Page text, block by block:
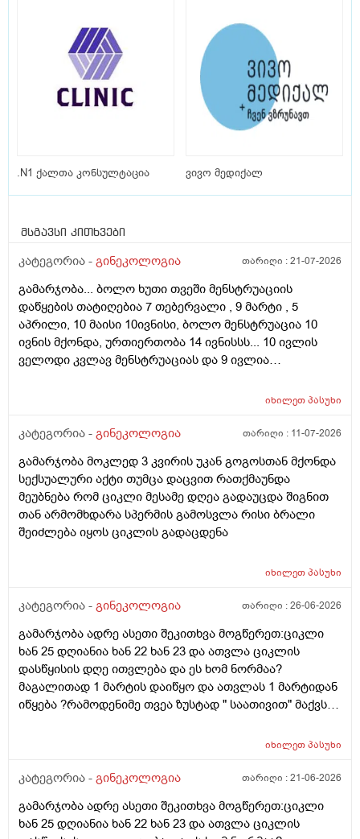
.N1 ქალთა კონსულტაცია ვივო მედიქალ
მსგავსი კითხვები
კატეგორია - გინეკოლოგია თარიღი :21-07-2026
გამარჯობა... ბოლო ხუთი თვეში მენსტრუაციის
დაწყების თატიღებია 7 თებერვალი , 9 მარტი , 5
აპრილი, 10 მაისი 10ივნისი, ბოლო მენსტრუაცია 10
ივნის მქონდა, ურთიერთობა 14 ივნისსს... 10 ივლის
ველოდი კვლავ მენსტრუაციას და 9 ივლია
მენსტრუაცია 10 დღეა გადამიცდს,,, ორსულობას არ
თვე გავიდა... 9 ივლის რო დავორსულებოდი როგორ
ტკივილის ხან არა, შარდვის შემდეგ ტკივილი და
შებერილობის შეგრძმება...ჩემით ორციპოლი და
ნოშპაც დავლიეე.... რა უნდა ვქნა
იხილეთპასუხი
კატეგორია - გინეკოლოგია თარიღი : 11-07-2026
გამარჯობა მოკლედ 3 კვირის უკან გოგოსთან მქონდა
სექსუალური აქტი თუმცა დაცვით რათქმაუნდა
მეუბნება რომ ციკლი მესამე დღეა გადაუცდა შიგნით
თან არმომხდარა სპერმის გამოსვლა რისი ბრალი
შეიძლება იყოს ციკლის გადაცდენა
იხილეთპასუხი
კატეგორია - გინეკოლოგია თარიღი :26-06-2026
გამარჯობა ადრე ასეთი შეკითხვა მოგწერეთ:ციკლი
ხან 25 დღიანია ხან 22 ხან 23 და ათვლა ციკლის
დასწყისის დღე ითვლება და ეს ხომ ნორმაა?
მაგალითად 1 მარტის დაიწყო და ათვლას 1 მარტიდან
იწყება ?რამოდენიმე თვეა ზუსტად " საათივით" მაქვს
მეშინია კიდევ ხომ არ ჩამოიწევს? მინდა რომ 25 ან
განმავლობაში ? შესაძლოა ისევ 23 ან 25 დღიანი
რამეა.ზოგადად წლებია აუტოიმონური თირეოდიტი
მაქვს.ხშირად მაქვს სანერვიულო.რითი შეიძლება
იხილეთპასუხი
კატეგორია - გინეკოლოგია თარიღი :21-06-2026
გამარჯობა ადრე ასეთი შეკითხვა მოგწერეთ:ციკლი
ხან 25 დღიანია ხან 22 ხან 23 და ათვლა ციკლის